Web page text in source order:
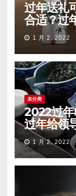
过年送礼
合适？过
1 月 2, 2022
未分类
2022过年
过年给领
1 月 2, 2022